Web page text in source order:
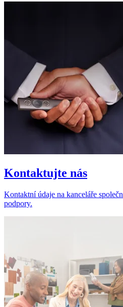
Kontaktujte nás
Kontaktní údaje na kanceláře
podpory.